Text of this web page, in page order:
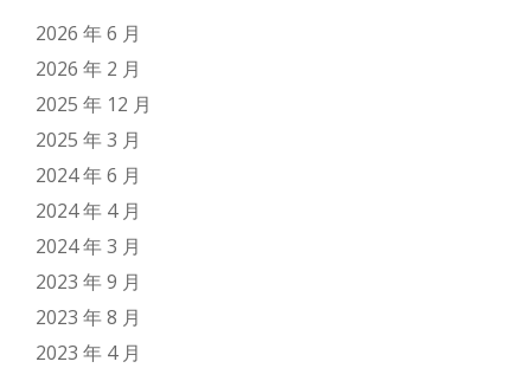
2026 年 6 月
2026 年 2 月
2025 年 12 月
2025 年 3 月
2024 年 6 月
2024 年 4 月
2024 年 3 月
2023 年 9 月
2023 年 8 月
2023 年 4 月